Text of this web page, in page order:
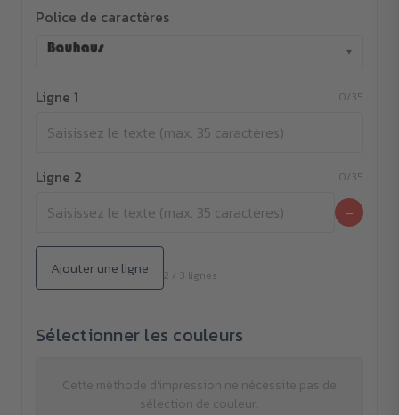
Police de caractères
▾
Ligne 1 0/35
Ligne 2 0/35
−
Ajouter une ligne 2 / 3 lignes
Sélectionner les couleurs
Cette méthode d'impression ne nécessite pas de
sélection de couleur.